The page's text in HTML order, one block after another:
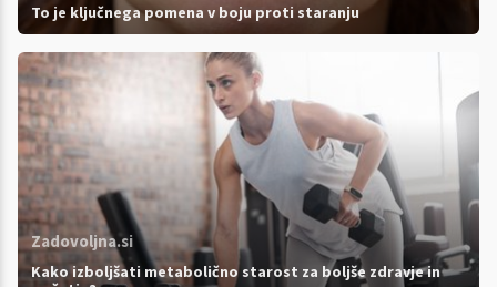
To je ključnega pomena v boju proti staranju
Zadovoljna.si
Kako izboljšati metabolično starost za boljše zdravje in